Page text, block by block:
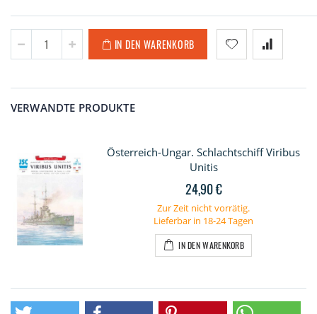
IN DEN WARENKORB
VERWANDTE PRODUKTE
Österreich-Ungar. Schlachtschiff Viribus
Unitis
24,90 €
Zur Zeit nicht vorrätig.
Lieferbar in 18-24 Tagen
IN DEN WARENKORB